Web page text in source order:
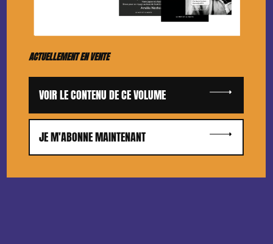
ACTUELLEMENT EN VENTE
VOIR LE CONTENU DE CE VOLUME
JE M'ABONNE MAINTENANT